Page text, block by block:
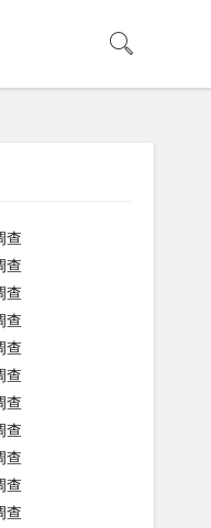
查
查
查
查
查
查
查
查
查
查
查